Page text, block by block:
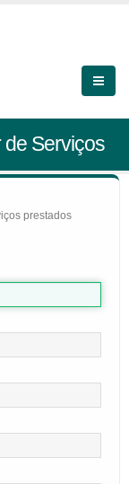
de Serviços
prestados